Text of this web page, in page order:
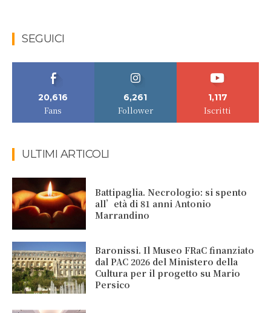
SEGUICI
20,616
Fans
6,261
Follower
1,117
Iscritti
ULTIMI ARTICOLI
Battipaglia. Necrologio: si spento
all’età di 81 anni Antonio
Marrandino
Baronissi. Il Museo FRaC finanziato
dal PAC 2026 del Ministero della
Cultura per il progetto su Mario
Persico